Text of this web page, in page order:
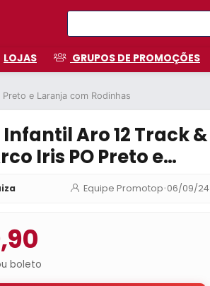
LOJAS GRUPOS DE PROMOÇÕES
e Laranja com Rodinhas
Aro 12 Track &
Iris PO Preto e
RodinhasEquipe Promotop•06/09/24
boleto